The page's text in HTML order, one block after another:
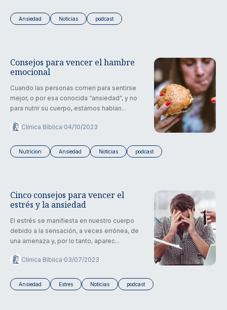
Ansiedad Noticias podcast
Consejos para vencer el hambre
emocional
Cuando las personas comen para sentirse
mejor, o por esa conocida “ansiedad”, y no
para nutrir su cuerpo, estamos hablan...
Clínica Bíblica·04/10/2023
Nutricion Ansiedad Noticias podcast
Cinco consejos para vencer el
estrés y la ansiedad
El estrés se manifiesta en nuestro cuerpo
debido a la sensación, a veces errónea, de
una amenaza y, por lo tanto, aparec...
Clínica Bíblica·03/07/2023
Ansiedad Estres Noticias podcast